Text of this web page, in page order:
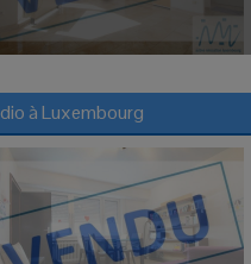
àLuxembourg